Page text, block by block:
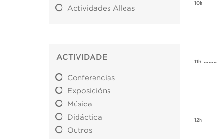
Actividades Alleas
ACTIVIDADE
Conferencias
Exposicións
Música
Didáctica
Outros
10h
11h
12h